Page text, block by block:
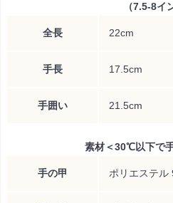
（7.5-8イ
全長 22cm
手長 17.5cm
手囲い 21.5cm
素材＜30℃以下で
手の甲 ポリエステル